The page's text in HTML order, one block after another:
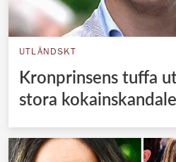
UTLÄNDSKT
Kronprinsens tuffa
stora